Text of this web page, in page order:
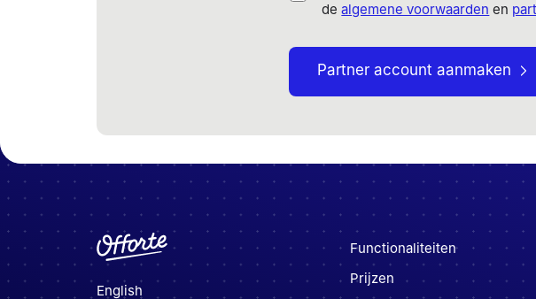
dealgemene voorwaarden en
Partner account aanmaken
English
Functionaliteiten
Prijzen